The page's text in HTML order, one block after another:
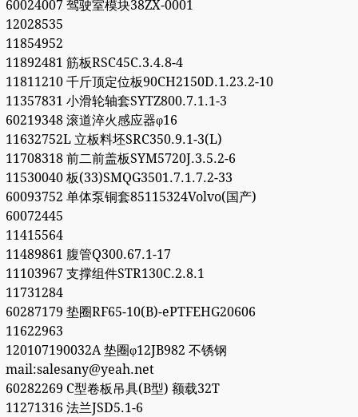
60024007 驾驶室模块38ZX-0001
12028535
11854952
11892481 筋板RSC45C.3.4.8-4
11811210 千斤顶定位板90CH2150D.1.23.2-10
11357831 小滑轮轴套SYTZ800.7.1.1-3
60219348 滚道淬火感应器φ16
11632752L 立板料坯SRC350.9.1-3(L)
11708318 前二前盖板SYM5720J.3.5.2-6
11530040 板(33)SMQG3501.7.1.7.2-33
60093752 单体泵铜套85115324Volvo(国产)
60072445
11415564
11489861 腹管Q300.67.1-17
11103967 支撑组件STR130C.2.8.1
11731284
60287179 垫圈RF65-10(B)-ePTFEHG20606
11622963
120107190032A 垫圈φ12JB982 不锈钢
mail:salesany@yeah.net
60282269 C型卷板吊具(B型) 额载32T
11271316 法兰JSD5.1-6